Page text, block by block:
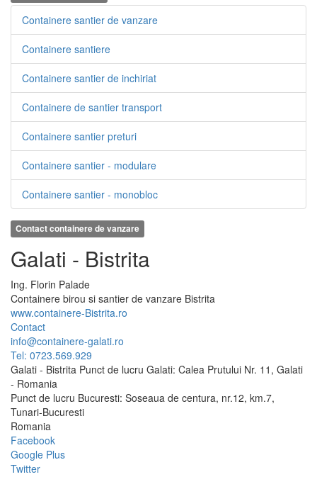
Containere santier de vanzare
Containere santiere
Containere santier de inchiriat
Containere de santier transport
Containere santier preturi
Containere santier - modulare
Containere santier - monobloc
Contact containere de vanzare
Galati - Bistrita
Ing. Florin Palade
Containere birou si santier de vanzare Bistrita
www.containere-Bistrita.ro
Contact
info@containere-galati.ro
Tel: 0723.569.929
Galati - Bistrita Punct de lucru Galati: Calea Prutului Nr. 11, Galati
- Romania
Punct de lucru Bucuresti: Soseaua de centura, nr.12, km.7,
Tunari-Bucuresti
Romania
Facebook
Google Plus
Twitter